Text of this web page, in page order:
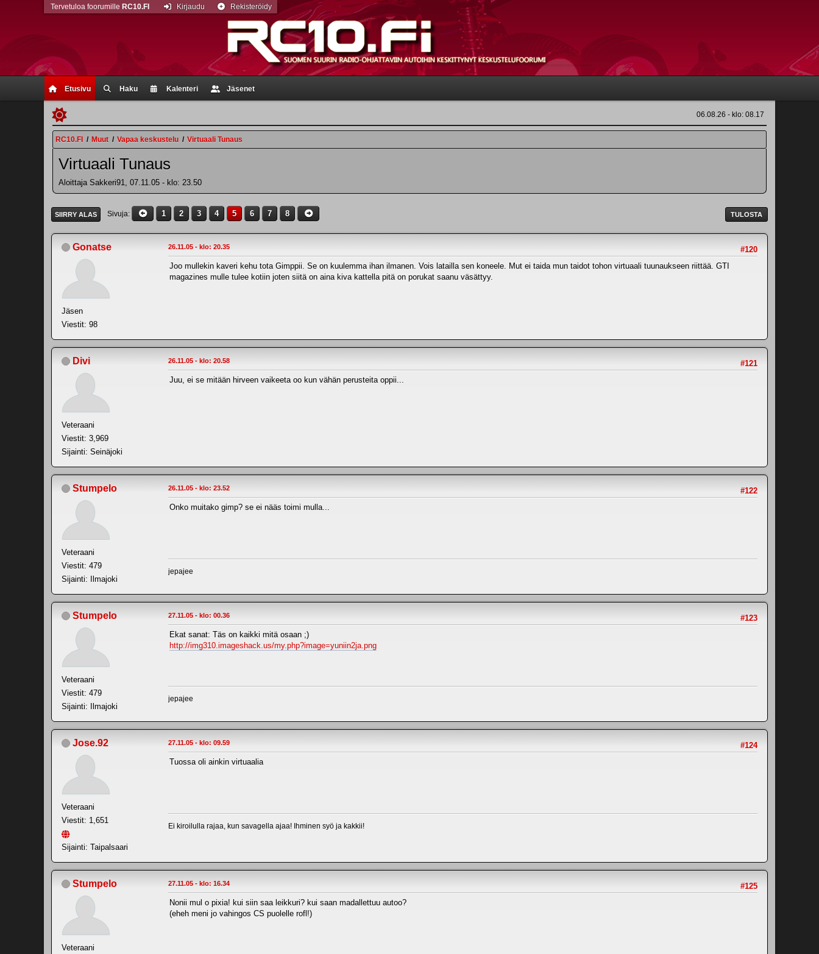
Etusivu Haku Kalenteri Jäsenet
Tervetuloa foorumille RC10.FI Kirjaudu Rekisteröidy
06.08.26 - klo: 08.17
RC10.FI / Muut / Vapaa keskustelu / Virtuaali Tunaus
Virtuaali Tunaus
Aloittaja Sakkeri91, 07.11.05 - klo: 23.50
TULOSTA
SIIRRY ALAS Sivuja 1 2 3 4 5 6 7 8
Gonatse
Jäsen
Viestit: 98
#120
26.11.05 - klo: 20.35
Joo mullekin kaveri kehu tota Gimppii. Se on kuulemma ihan ilmanen. Vois latailla sen koneele. Mut ei taida mun taidot tohon virtuaali tuunaukseen riittää. GTI
magazines mulle tulee kotiin joten siitä on aina kiva kattella pitä on porukat saanu väsättyy.
Divi
Veteraani
Viestit: 3,969
Sijainti: Seinäjoki
#121
26.11.05 - klo: 20.58
Juu, ei se mitään hirveen vaikeeta oo kun vähän perusteita oppii...
Stumpelo
Veteraani
Viestit: 479
Sijainti: Ilmajoki
#122
26.11.05 - klo: 23.52
Onko muitako gimp? se ei nääs toimi mulla...
jepajee
Stumpelo
Veteraani
Viestit: 479
Sijainti: Ilmajoki
#123
27.11.05 - klo: 00.36
Ekat sanat: Täs on kaikki mitä osaan ;)
http://img310.imageshack.us/my.php?image=yuniin2ja.png
jepajee
Jose.92
Veteraani
Viestit: 1,651
Sijainti: Taipalsaari
#124
27.11.05 - klo: 09.59
Tuossa oli ainkin virtuaalia
Ei kiroilulla rajaa, kun savagella ajaa! Ihminen syö ja kakkii!
Stumpelo
Veteraani
#125
27.11.05 - klo: 16.34
Nonii mul o pixia! kui siin saa leikkuri? kui saan madallettuu autoo?
(eheh meni jo vahingos CS puolelle rofl!)